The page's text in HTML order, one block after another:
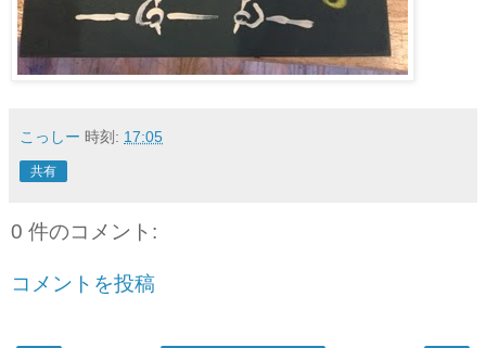
こっしー 時刻: 17:05
共有
0 件のコメント:
コメントを投稿